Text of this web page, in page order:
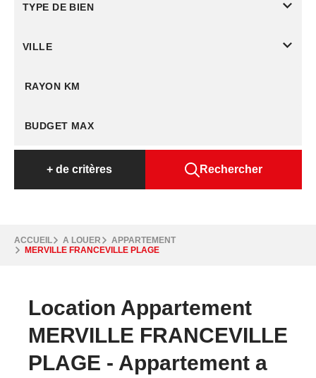
TYPE DE BIEN
VILLE
RAYON KM
+ de critères Rechercher
ACCUEIL A LOUER
APPARTEMENT
MERVILLE FRANCEVILLE PLAGE
Location Appartement
MERVILLE FRANCEVILLE
PLAGE - Appartement a